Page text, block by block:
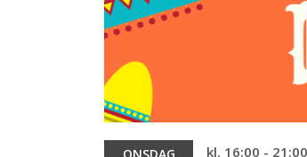
kl. 16:00 - 21:00